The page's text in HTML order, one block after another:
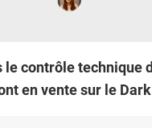
contrôle
en vente sur le